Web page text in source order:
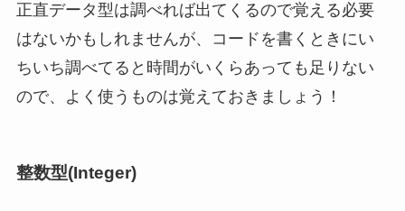
正直データ型は調べれば出てくるので覚える必要
はないかもしれませんが、コードを書くときにい
ちいち調べてると時間がいくらあっても足りない
ので、よく使うものは覚えておきましょう！
整数型(Integer)